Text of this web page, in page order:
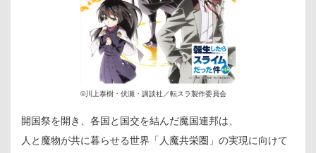
©川上泰樹・伏瀬・講談社／転スラ製作委員会
開国祭を開き、各国と国交を結んだ魔国連邦は、
人と魔物が共に暮らせる世界「人魔共栄圏」の実現に向けて